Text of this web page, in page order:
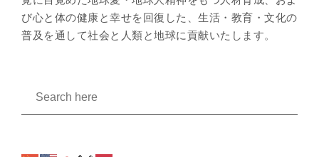
び心と体の健康と幸せを回復した、生活・教育・文化の
普及を通して社会と人類と地球に貢献いたします。